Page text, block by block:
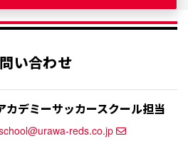
い合わせ
カデミーサッカースクール担当
reds.co.jp